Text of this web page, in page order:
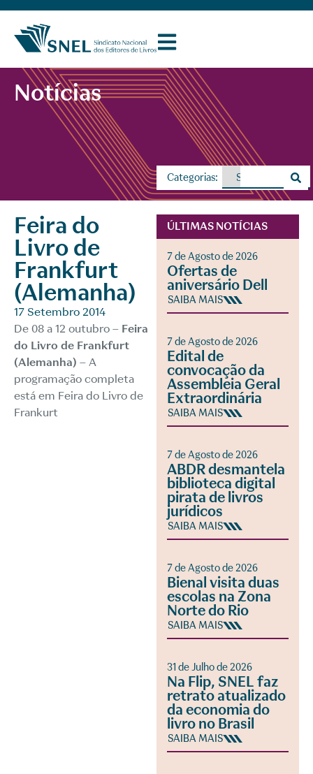
Notícias
Categorias:
Feira do
Livro de
Frankfurt
(Alemanha)
17 Setembro 2014
De 08 a 12 outubro – Feira
do Livro de Frankfurt
(Alemanha) – A
programação completa
está em Feira do Livro de
Frankurt
ÚLTIMAS NOTÍCIAS
7 de Agosto de 2026
Ofertas de
aniversário Dell
SAIBA MAIS
7 de Agosto de 2026
Edital de
convocação da
Assembleia Geral
Extraordinária
SAIBA MAIS
7 de Agosto de 2026
ABDR desmantela
biblioteca digital
pirata de livros
jurídicos
SAIBA MAIS
7 de Agosto de 2026
Bienal visita duas
escolas na Zona
Norte do Rio
SAIBA MAIS
31 de Julho de 2026
Na Flip, SNEL faz
retrato atualizado
da economia do
livro no Brasil
SAIBA MAIS